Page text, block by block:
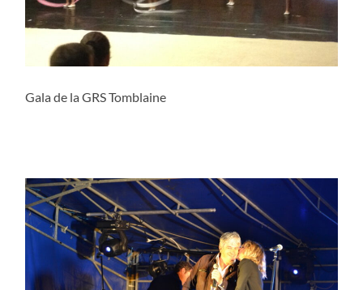
Gala de la GRS Tomblaine